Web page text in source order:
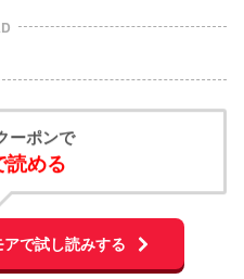
ーポンで
読める
で試し読みする